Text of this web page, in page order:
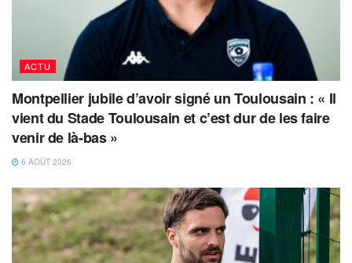
ACTU
Montpellier jubile d’avoir signé un Toulousain : « Il
vient du Stade Toulousain et c’est dur de les faire
venir de là-bas »
6 AOÛT 2026